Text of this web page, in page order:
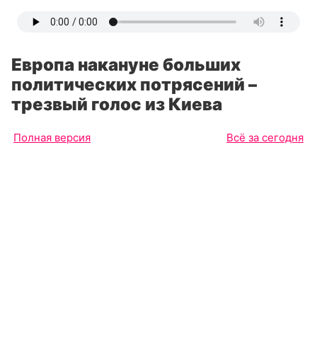
Европа накануне больших
политических потрясений –
трезвый голос из Киева
Полная версия Всё за сегодня